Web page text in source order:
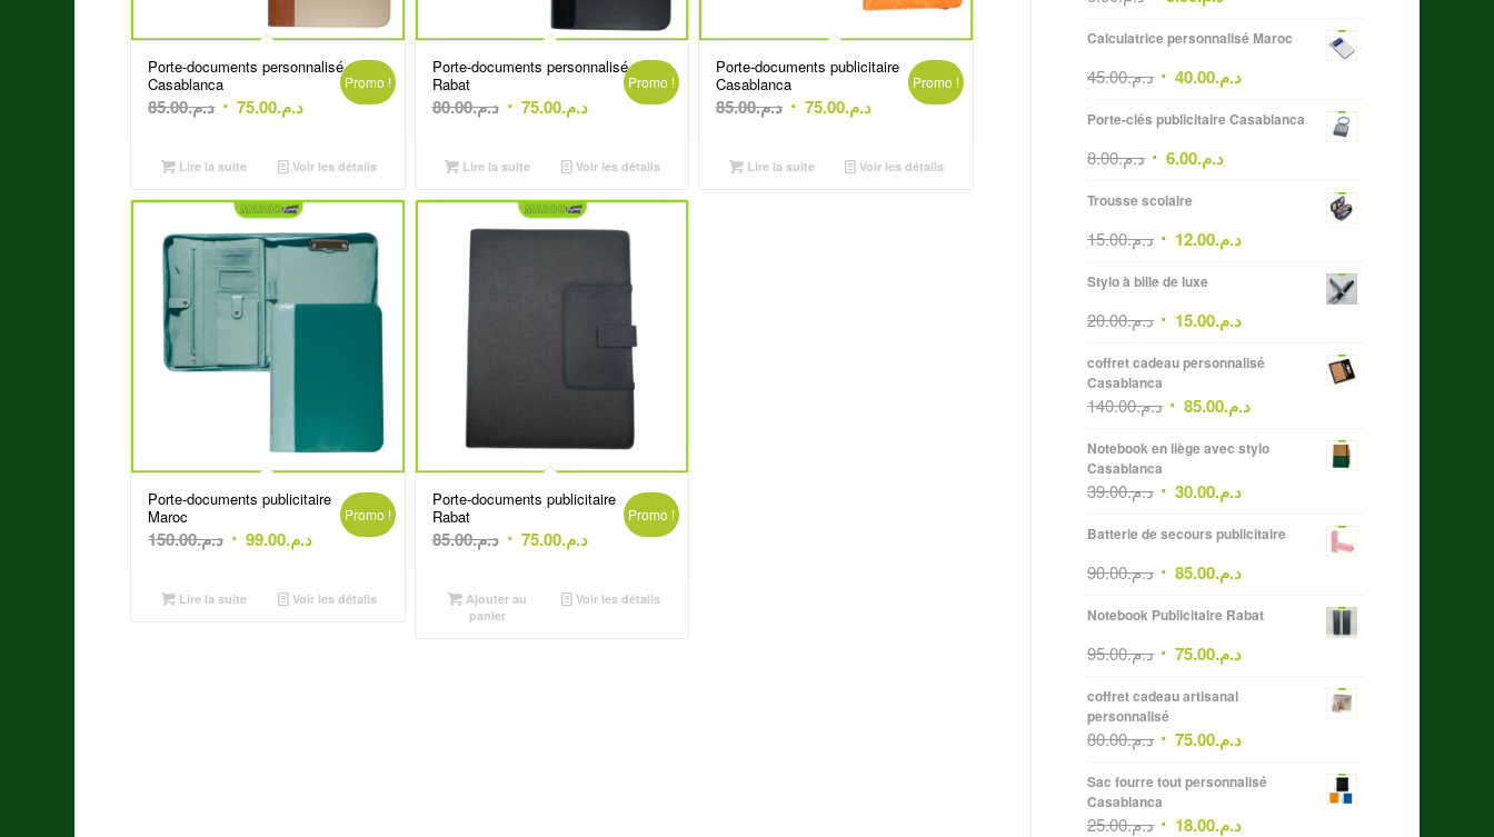
Porte-documents personnalisé
Casablanca
د.م.85.00
Le
initial
د.م.85.00.
د.م.75.00
Le
actuel
Promo !
Lire la suite Voir les détails
Porte-documents personnalisé
Rabat
د.م.80.00
Le
initial
د.م.80.00.
د.م.75.00
Le
actuel
Promo !
Lire la suite Voir les détails
Porte-documents publicitaire
Casablanca
د.م.85.00
Le
initial
د.م.75.00
Le
actuel
Promo !
Lire la suite Voir les détails
Porte-documents publicitaire
Maroc
د.م.150.00
Le
initial
د.م.99.00
Le
actuel
Promo !
Lire la suite Voir les détails
Porte-documents publicitaire
Rabat
د.م.85.00
Le
initial
était :
د.م.75.00
Le
actuel
Promo !
Ajouter au
panier
Voir les détails
Calculatrice personnalisé Maroc
د.م.45.00 د.م.40.00
Porte-clés publicitaire Casablanca
د.م.8.00 د.م.6.00
Trousse scolaire
د.م.15.00 د.م.12.00
Stylo à bille de luxe
د.م.20.00 د.م.15.00
coffret cadeau personnalisé
Casablanca
د.م.140.00 د.م.85.00
Notebook en liège avec stylo
Casablanca
د.م.39.00 د.م.30.00
Batterie de secours publicitaire
د.م.90.00 د.م.85.00
Notebook Publicitaire Rabat
د.م.95.00 د.م.75.00
coffret cadeau artisanal
personnalisé
د.م.80.00 د.م.75.00
Sac fourre tout personnalisé
Casablanca
د.م.25.00 د.م.18.00